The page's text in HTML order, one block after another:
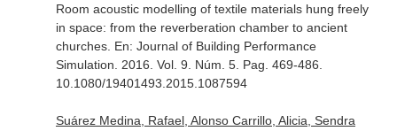
Room acoustic modelling of textile materials hung freely
in space: from the reverberation chamber to ancient
churches. En: Journal of Building Performance
Simulation . 2016. Vol. 9. Núm. 5. Pag. 469-486.
10.1080/19401493.2015.1087594
Suárez Medina, Rafael, Alonso Carrillo, Alicia, Sendra